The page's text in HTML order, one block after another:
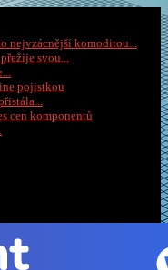
nejvzácnější komoditou...
svou...
pojistkou
cen komponentů